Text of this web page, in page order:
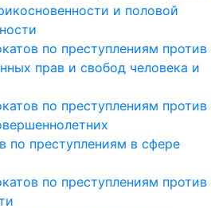
и половой
по преступлениям против
прав и свобод человека и
по преступлениям против
по преступлениям в сфере
по преступлениям против